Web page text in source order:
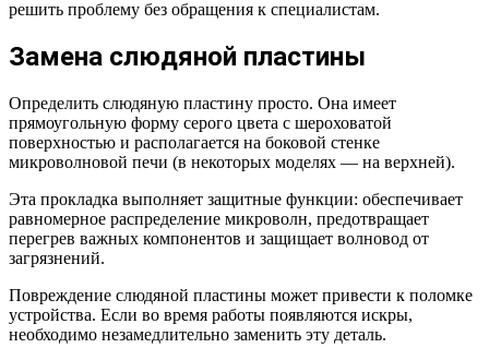
решить проблему без обращения к специалистам.
Замена слюдяной пластины
Определить слюдяную пластину просто. Она имеет
прямоугольную форму серого цвета с шероховатой
поверхностью и располагается на боковой стенке
микроволновой печи (в некоторых моделях — на верхней).
Эта прокладка выполняет защитные функции: обеспечивает
равномерное распределение микроволн, предотвращает
перегрев важных компонентов и защищает волновод от
загрязнений.
Повреждение слюдяной пластины может привести к поломке
устройства. Если во время работы появляются искры,
необходимо незамедлительно заменить эту деталь.